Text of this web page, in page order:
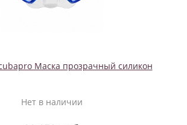
Маска прозрачный силикон
Нет в наличии